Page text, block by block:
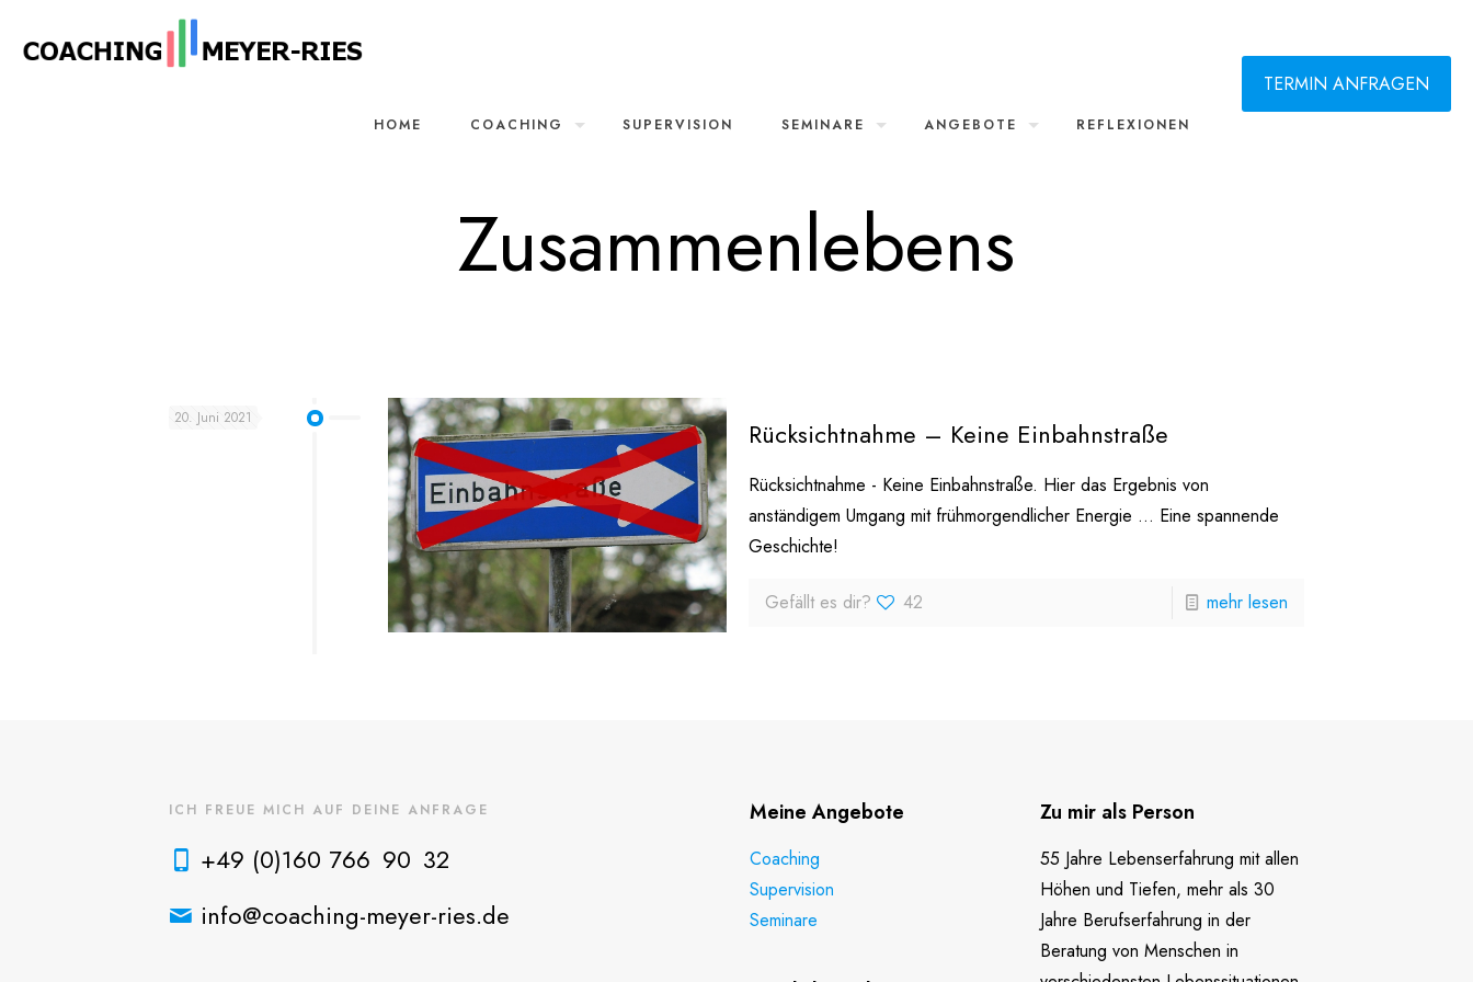
HOME COACHING SUPERVISION SEMINARE ANGEBOTE REFLEXIONEN
TERMIN ANFRAGEN
Zusammenlebens
20. Juni 2021 Rücksichtnahme – Keine Einbahnstraße
Rücksichtnahme - Keine Einbahnstraße. Hier das Ergebnis von
anständigem Umgang mit frühmorgendlicher Energie ... Eine spannende
Geschichte!
Gefällt es dir? 42 mehr lesen
ICH FREUE MICH AUF DEINE ANFRAGE
+49 (0)160 766 90 32
info@coaching-meyer-ries.de
Meine Angebote
Coaching
Supervision
Seminare
Zu mir als Person
55 Jahre Lebenserfahrung mit allen
Höhen und Tiefen, mehr als 30
Jahre Berufserfahrung in der
Beratung von Menschen in